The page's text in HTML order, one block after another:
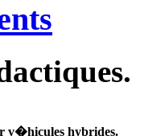
v�hicules hybrides.